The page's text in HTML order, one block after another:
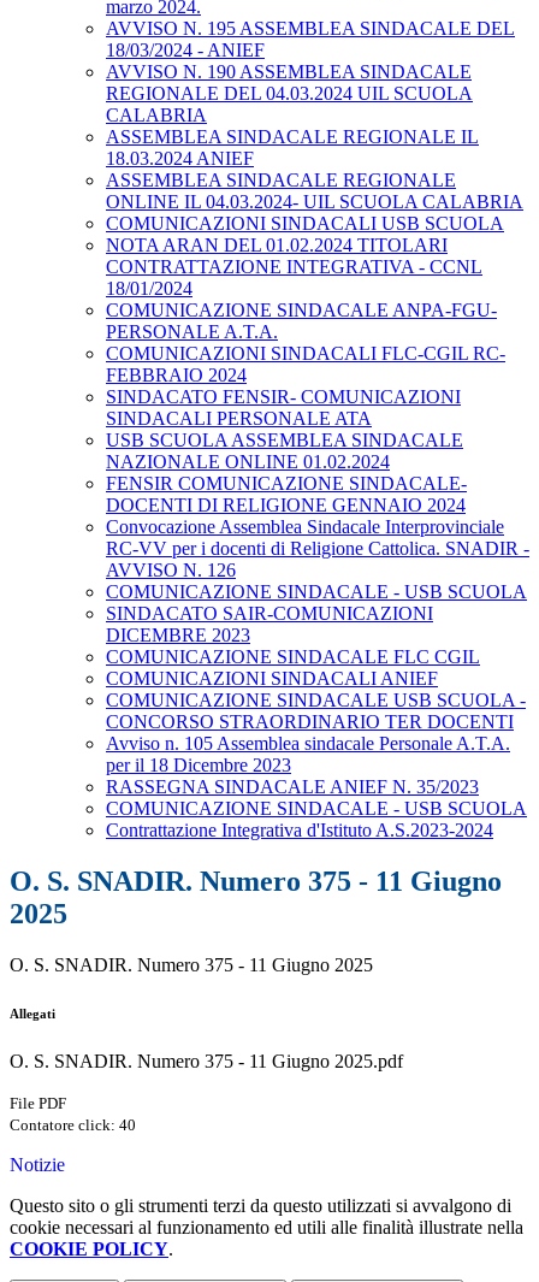
marzo 2024.
AVVISO N. 195 ASSEMBLEA SINDACALE DEL
18/03/2024 - ANIEF
AVVISO N. 190 ASSEMBLEA SINDACALE
REGIONALE DEL 04.03.2024 UIL SCUOLA
CALABRIA
ASSEMBLEA SINDACALE REGIONALE IL
18.03.2024 ANIEF
ASSEMBLEA SINDACALE REGIONALE
ONLINE IL 04.03.2024- UIL SCUOLA CALABRIA
COMUNICAZIONI SINDACALI USB SCUOLA
NOTA ARAN DEL 01.02.2024 TITOLARI
CONTRATTAZIONE INTEGRATIVA - CCNL
18/01/2024
COMUNICAZIONE SINDACALE ANPA-FGU-
PERSONALE A.T.A.
COMUNICAZIONI SINDACALI FLC-CGIL RC-
FEBBRAIO 2024
SINDACATO FENSIR- COMUNICAZIONI
SINDACALI PERSONALE ATA
USB SCUOLA ASSEMBLEA SINDACALE
NAZIONALE ONLINE 01.02.2024
FENSIR COMUNICAZIONE SINDACALE-
DOCENTI DI RELIGIONE GENNAIO 2024
Convocazione Assemblea Sindacale Interprovinciale
RC-VV per i docenti di Religione Cattolica. SNADIR -
AVVISO N. 126
COMUNICAZIONE SINDACALE - USB SCUOLA
SINDACATO SAIR-COMUNICAZIONI
DICEMBRE 2023
COMUNICAZIONE SINDACALE FLC CGIL
COMUNICAZIONI SINDACALI ANIEF
COMUNICAZIONE SINDACALE USB SCUOLA -
CONCORSO STRAORDINARIO TER DOCENTI
Avviso n. 105 Assemblea sindacale Personale A.T.A.
per il 18 Dicembre 2023
RASSEGNA SINDACALE ANIEF N. 35/2023
COMUNICAZIONE SINDACALE - USB SCUOLA
Contrattazione Integrativa d'Istituto A.S.2023-2024
O. S. SNADIR. Numero 375 - 11 Giugno
2025
O. S. SNADIR. Numero 375 - 11 Giugno 2025
Allegati
O. S. SNADIR. Numero 375 - 11 Giugno 2025.pdf
File PDF
Contatore click: 40
Notizie
Questo sito o gli strumenti terzi da questo utilizzati si avvalgono di
cookie necessari al funzionamento ed utili alle finalità illustrate nella
COOKIE POLICY.